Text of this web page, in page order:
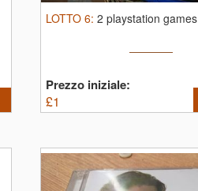
LOTTO 6: 2 playstation games
Prezzo iniziale:
£1